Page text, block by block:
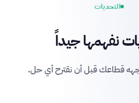
التحديات
نفهمها جيداً
قطاعك قبل أن نقترح أي حل.